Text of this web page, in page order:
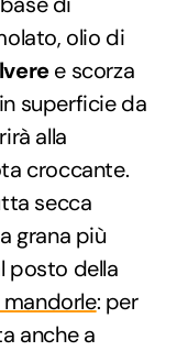
olio di
e scorza
superficie da
alla
croccante.
secca
grana più
posto della
: per
anche a